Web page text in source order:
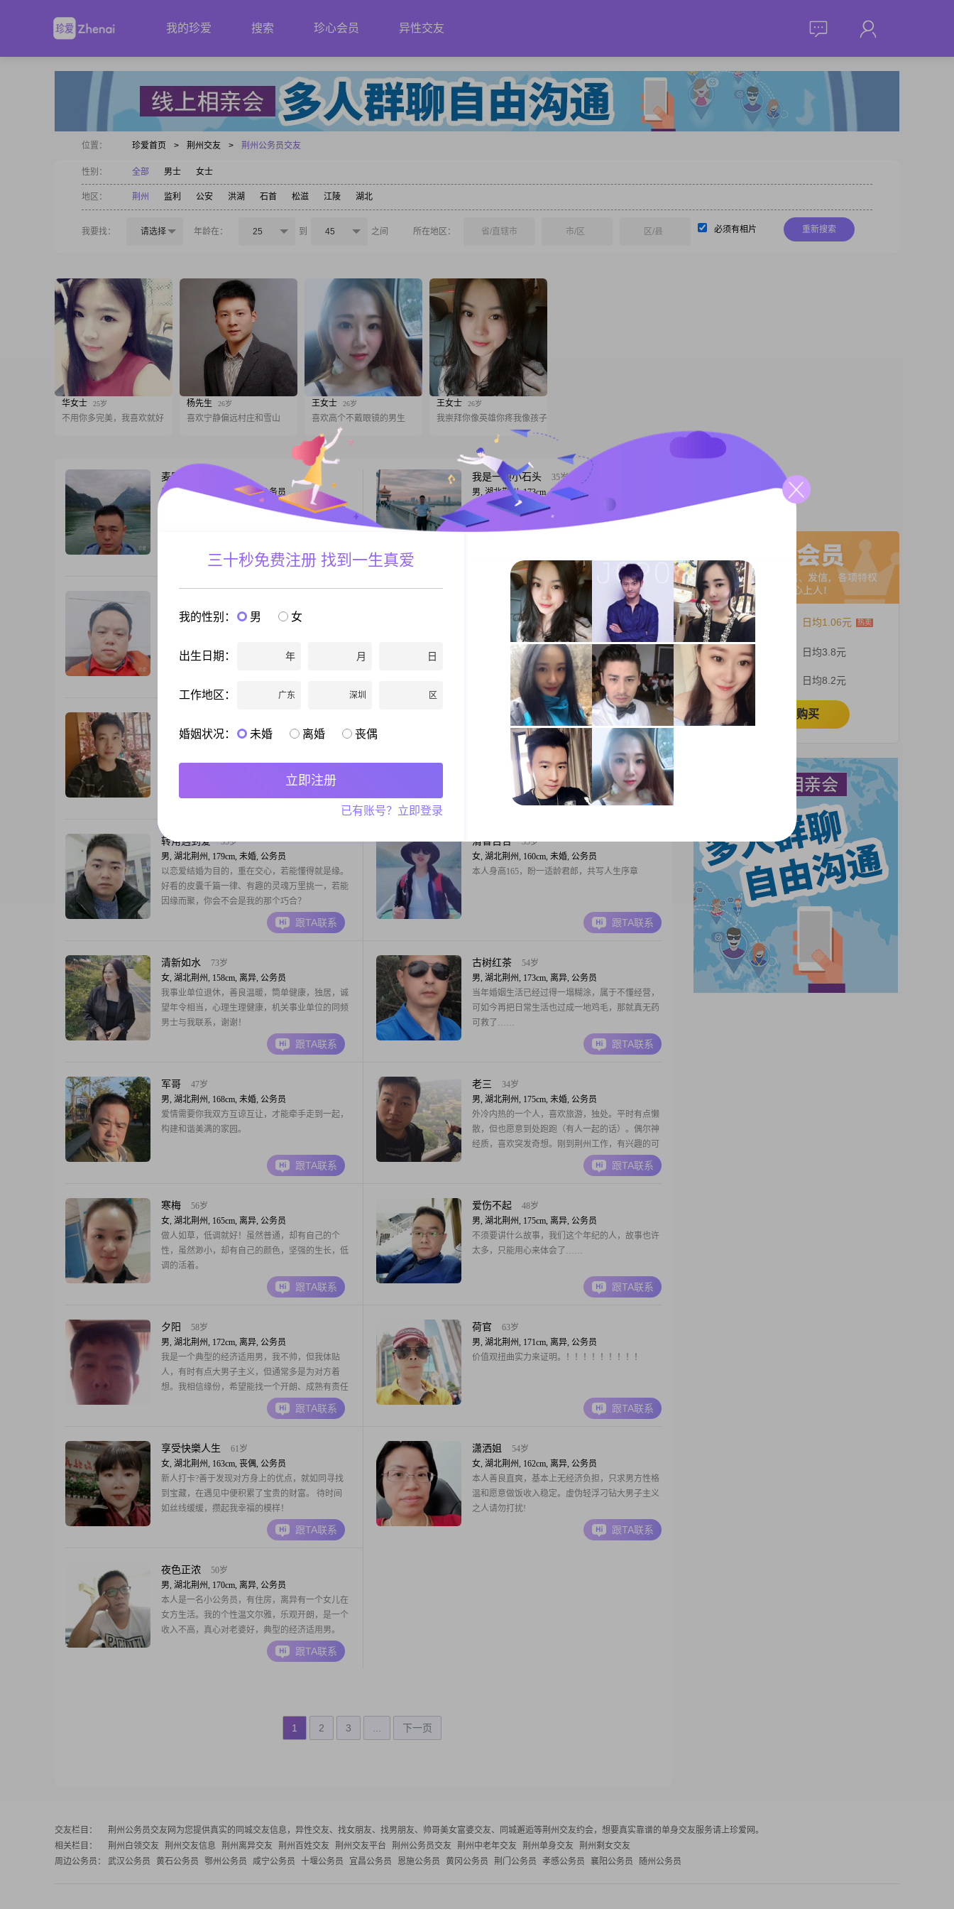
我的珍爱 搜索 珍心会员 异性交友
位置： 珍爱首页 > 荆州交友 > 荆州公务员交友
性别： 全部 男士 女士
地区： 荆州 监利 公安 洪湖 石首 松滋 江陵 湖北
我要找： 请选择 年龄在： 25 到 45 之间 所在地区： 省/直辖市 市/区 区/县 必须有相片 重新搜索
华女士 25岁
不用你多完美，我喜欢就好
杨先生 26岁
喜欢宁静偏远村庄和雪山
王女士 26岁
喜欢高个不戴眼镜的男生
王女士 26岁
我崇拜你像英雄你疼我像孩子
麦田
男, 湖北荆州, 175cm, 离异, 公务员
嗨，我是1994年出生的男生，身高175cm，现在在
荆州工作生活##3002##学历是大学本科，月收入在
说我责任感强，做事有担当##3002##平时为人随和
易相处，也挺有耐心，比较包容，待人真诚可靠
跟TA联系
我是一颗小石头
35岁
男, 湖北荆州, 173cm, 未婚, 公务员
大家好，我是一位1991年出生的男士，身高
173cm，目前在武汉工作，月收入在5001到8000元
断，乐观积极，总是以一颗平和的心去面对生活中
的各种挑战。我善于与人相处，随和易处，成熟稳
重，真诚待人，总是能够站在他人的角度考虑问
跟TA联系
男, 湖北荆州, 165cm, 离异, 公务员
56岁
女, 湖北荆州, 168cm, 离异, 公务员
大家好，我是一位来自荆州的女士，出生于1970
年，身高168cm。月收入在5001到8000元之间。我
性格独立自信，热爱生我希望能够找到一位三观
正，家庭成员简单，想走能一起去旅游，携手共进
的伴侣，共同经营一个温馨和谐的家庭。期待与您
相识，共同开启美好的未来。
跟TA联系
男, 湖北荆州, 178cm, 未婚, 公务员
跟TA联系
70岁
男, 湖北荆州, 177cm, 离异, 公务员
本人受过良好的高等教育。公务员退休。比较自
律，有良好的生活和饮食习惯，不烟不酒不赌。行
万里路读万卷书是本人的初心，现在喜欢读书长跑
健身和书法。有房有车，财务独立。有一女儿已经
苟且，还有诗和远方。希望我的另一半温柔贤惠善
良。上得厅堂下
跟TA联系
转角遇到爱
35岁
男, 湖北荆州, 179cm, 未婚, 公务员
以恋爱结婚为目的，重在交心，若能懂得就是缘。
好看的皮囊千篇一律、有趣的灵魂万里挑一，若能
因缘而聚，你会不会是我的那个巧合？
跟TA联系
清香百合
35岁
女, 湖北荆州, 160cm, 未婚, 公务员
本人身高165，盼一适龄君郎，共写人生序章
跟TA联系
清新如水
73岁
女, 湖北荆州, 158cm, 离异, 公务员
我事业单位退休，善良温暖，筒单健康，独居，诚
望年令相当，心理生理健康，机关事业单位的同频
男士与我联系，谢谢！
跟TA联系
古树红茶
54岁
男, 湖北荆州, 173cm, 离异, 公务员
当年婚姻生活已经过得一塌糊涂，属于不懂经营，
可如今再把日常生活也过成一地鸡毛，那就真无药
可救了……
跟TA联系
军哥
47岁
男, 湖北荆州, 168cm, 未婚, 公务员
爱情需要你我双方互谅互让，才能牵手走到一起，
构建和谐美满的家园。
跟TA联系
老三
34岁
男, 湖北荆州, 175cm, 未婚, 公务员
外冷内热的一个人，喜欢旅游，独处。平时有点懒
散，但也愿意到处跑跑（有人一起的话）。偶尔神
经质，喜欢突发奇想。刚到荆州工作，有兴趣的可
跟TA联系
寒梅
56岁
女, 湖北荆州, 165cm, 离异, 公务员
做人如草，低调就好！虽然普通，却有自己的个
性，虽然渺小，却有自己的颜色，坚强的生长，低
调的活着。
跟TA联系
爱伤不起
48岁
男, 湖北荆州, 175cm, 离异, 公务员
不须要讲什么故事，我们这个年纪的人，故事也许
太多，只能用心来体会了……
跟TA联系
夕阳
58岁
男, 湖北荆州, 172cm, 离异, 公务员
我是一个典型的经济适用男，我不帅，但我体贴
人，有时有点大男子主义，但通常多是为对方着
想。我相信缘份，希望能找一个开朗、成熟有责任
跟TA联系
荷官
63岁
男, 湖北荆州, 171cm, 离异, 公务员
价值观扭曲实力来证明。！！！！！！！！！
跟TA联系
享受快樂人生
61岁
女, 湖北荆州, 163cm, 丧偶, 公务员
新人打卡?善于发现对方身上的优点，就如同寻找
到宝藏，在遇见中便积累了宝贵的财富。 待时间
如丝线缓缓，攒起我幸福的模样！
跟TA联系
潇洒姐
54岁
女, 湖北荆州, 162cm, 离异, 公务员
本人善良直爽，基本上无经济负担，只求男方性格
温和愿意做饭收入稳定。虚伪轻浮刁钻大男子主义
之人请勿打扰!
跟TA联系
夜色正浓
50岁
男, 湖北荆州, 170cm, 离异, 公务员
本人是一名小公务员，有住房，离异有一个女儿在
女方生活。我的个性温文尔雅，乐观开朗，是一个
收入不高，真心对老婆好，典型的经济适用男。
跟TA联系
1 2 3 下一页
日均1.06元
日均3.8元
日均8.2元
立即购买
交友栏目： 荆州公务员交友网 为您提供真实的同城交友信息，异性交友、找女朋友、找男朋友、帅哥美女富婆交友、同城邂逅等荆州交友约会，想要真实靠谱的单身交友服务请上珍爱网。
相关栏目：
荆州白领交友 荆州交友信息 荆州离异交友 荆州百姓交友 荆州交友平台 荆州公务员交友 荆州中老年交友 荆州单身交友
荆州剩女交友
周边公务员：
武汉公务员 黄石公务员 鄂州公务员 咸宁公务员 十堰公务员 宜昌公务员 恩施公务员 黄冈公务员 荆门公务员 孝感公务员 襄阳公务员 随州公务员
三十秒免费注册 找到一生真爱
我的性别： 男 女
出生日期： 年 月 日
工作地区： 广东 深圳 区
婚姻状况： 未婚 离婚 丧偶
立即注册
已有账号？立即登录